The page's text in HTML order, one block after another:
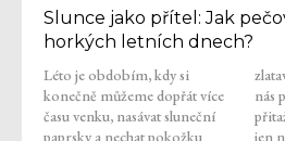
Slunce jako přítel: Jak
horkých letních dnech?
Léto je obdobím, kdy si
konečně můžeme dopřát více
času venku, nasávat sluneční
paprsky a nechat pokožku
zlatavý nádech, který většina z
nás považuje za znak zdraví a
přitažlivosti. Slunce ale není
jen